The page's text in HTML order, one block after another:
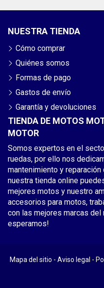
TIENDA DE MOTOS
MOTOR
Somos expertos en el
ruedas, por ello nos
mantenimiento y reparación
nuestra tienda online
mejores motos y nuestro
accesorios para motos,
con las mejores marcas del
esperamos!
NUESTRA TIENDA
Cómo comprar
Quiénes somos
Formas de pago
Gastos de envío
Garantía y devoluciones
Mapa del sitio - Aviso legal -